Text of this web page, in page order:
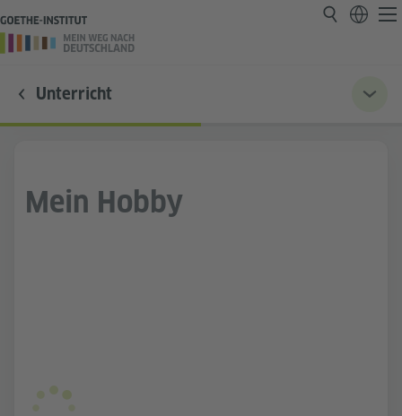
Unterricht
Mein Hobby